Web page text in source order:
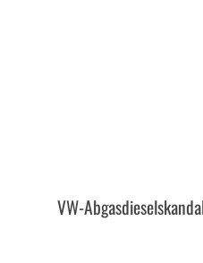
VW-